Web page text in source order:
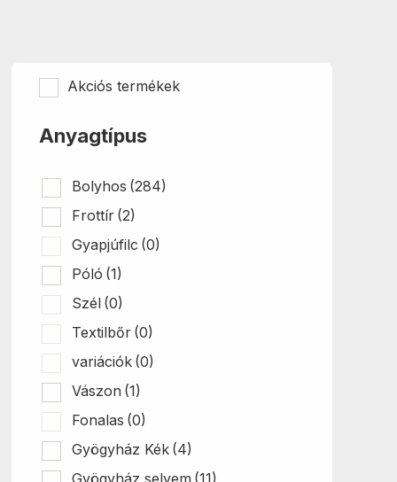
Akciós termékek
Anyagtípus
Bolyhos (284)
Frottír (2)
Gyapjúfilc (0)
Póló (1)
Szél (0)
Textilbőr (0)
variációk (0)
Vászon (1)
Fonalas (0)
Gyögyház Kék (4)